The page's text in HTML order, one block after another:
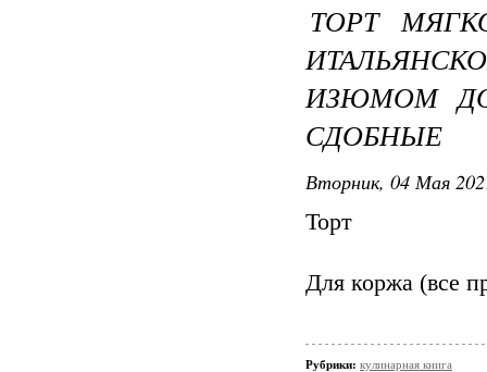
ТОРТ
ИЗЮМОМ
СДОБНЫЕ
Вторник, 04 Мая
Торт
Для коржа (все
Рубрики: кулинарная книга